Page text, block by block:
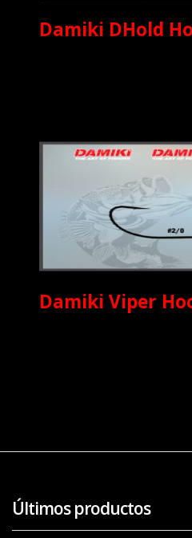
Damiki DHold
Damiki Viper
Últimos productos